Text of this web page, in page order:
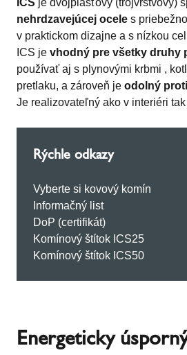
ICS je dvojplášťový (trojvrstvový)
nehrdzavejúcej ocele s
v praktickom dizajne a s nízkou
ICS je vhodný pre všetky druhy
používať aj s plynovými krbmi ,
pretlaku, a zároveň je odolný
Je realizovateľný ako v interiéri
Rýchle odkazy
Vyberte si kovový komín
Informačný list
DoP (certifikát)
Komínový štítok ICS25
Komínový štítok ICS50
Energeticky